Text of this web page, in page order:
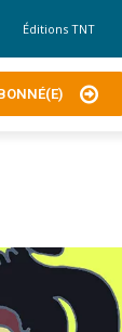
Éditions TNT